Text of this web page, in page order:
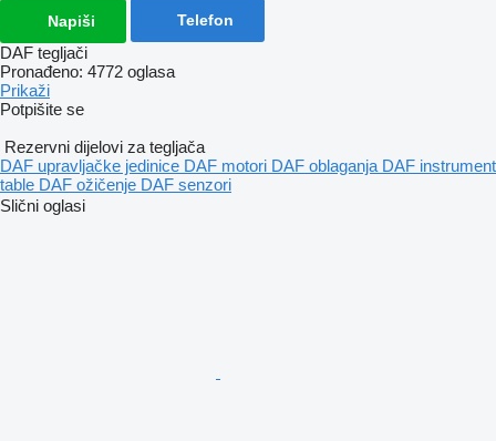
Napiši Telefon
DAF tegljači
Pronađeno: 4772 oglasa
Prikaži
Potpišite se
Rezervni dijelovi za tegljača
DAF upravljačke jedinice DAF motori DAF oblaganja DAF instrument
table DAF ožičenje DAF senzori
Slični oglasi